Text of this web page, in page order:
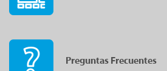
Preguntas Frecuentes